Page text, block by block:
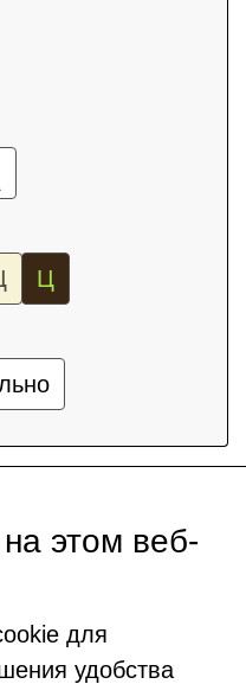
Ц
этом веб-
для
удобства